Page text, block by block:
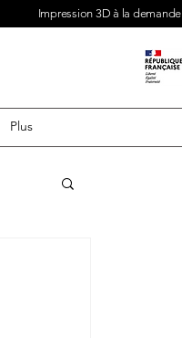
Impression 3D à la demande
Plus